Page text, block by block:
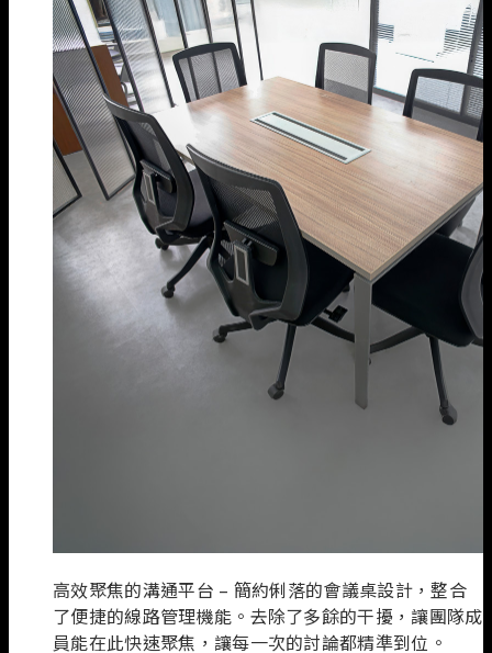
高效聚焦的溝通平台 – 簡約俐落的會議桌設計，整合
了便捷的線路管理機能。去除了多餘的干擾，讓團隊成
員能在此快速聚焦，讓每一次的討論都精準到位。